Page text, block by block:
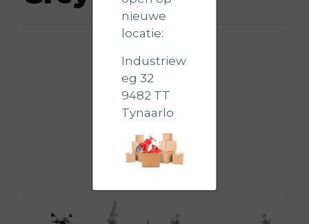
nieuwe
locatie:
Industriew
eg 32
9482 TT
Tynaarlo